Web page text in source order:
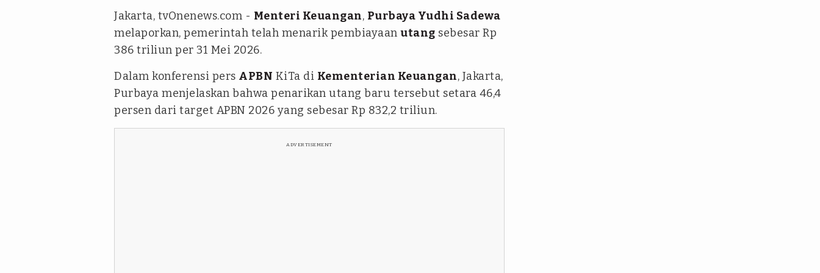
Jakarta, tvOnenews.com - Menteri Keuangan, Purbaya Yudhi Sadewa
melaporkan, pemerintah telah menarik pembiayaan utang sebesar Rp
386 triliun per 31 Mei 2026.
Dalam konferensi pers APBN KiTa di Kementerian Keuangan, Jakarta,
Purbaya menjelaskan bahwa penarikan utang baru tersebut setara 46,4
persen dari target APBN 2026 yang sebesar Rp 832,2 triliun.
ADVERTISEMENT